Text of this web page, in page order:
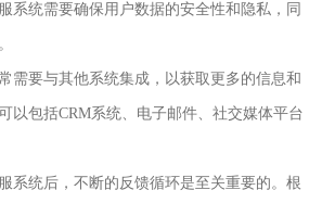
系统需要确保用户数据的安全性和隐私，同
需要与其他系统集成，以获取更多的信息和
以包括CRM系统、电子邮件、社交媒体平台
系统后，不断的反馈循环是至关重要的。根